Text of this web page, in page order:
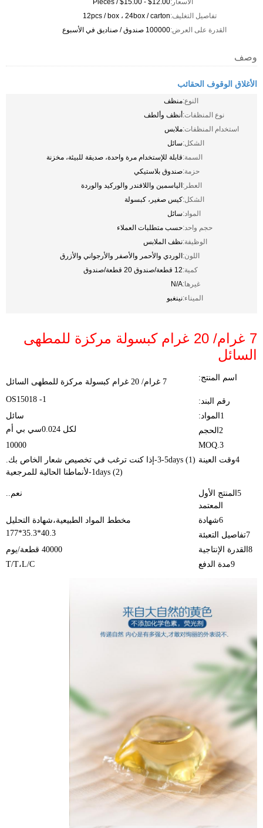
الأسعار:$12.00 - $15.00 / Pieces
تفاصيل التغليف:12pcs / box ، 24box / carton
القدرة على العرض:100000 صندوق / صناديق في الأسبوع
وصف
الأغلاق الوقوف الحقائب
النوع:منظف
نوع المنظفات:أنظف وألطف
استخدام المنظفات:ملابس
الشكل:سائل
السمة:قابلة للإستخدام مرة واحدة، صديقة للبيئة، مخزنة
حزمة:صندوق بلاستيكي
العطر:الياسمين واللافندر والوركيد والوردة
الشكل:كيس صغير، كبسولة
المواد:سائل
حجم واحد:حسب متطلبات العملاء
الوظيفة:نظف الملابس
اللون:الوردي والأحمر والأصفر والأرجواني والأزرق
كمية:12 قطعة/صندوق 20 قطعة/صندوق
غيرها:N/A
الميناء:نينغبو
7 غرام/ 20 غرام كبسولة مركزة للمطهى
السائل
اسم المنتج: 7 غرام/ 20 غرام كبسولة مركزة للمطهى السائل
رقم البند:
OS15018 -1
1المواد:
سائل
2الحجم
لكل 0.024سي بي أم
3.MOQ
10000
4وقت العينة
(1) 3-5days-إذا كنت ترغب في تخصيص شعار الخاص بك.
(2) 1days-لأنماطنا الحالية للمرجعية
5المنتج الأول
المعتمد
نعم..
6شهادة
مخطط المواد الطبيعية،شهادة التحليل
7تفاصيل التعبئة
40.3*35.3*177
8القدرة الإنتاجية
40000 قطعة/يوم
9مدة الدفع
T/T،L/C